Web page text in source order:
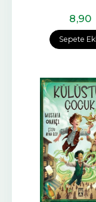
Sepete
8,90